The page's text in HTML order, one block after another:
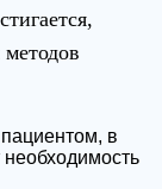
в
необходимость